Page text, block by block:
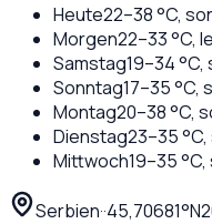
Heute22–38°C,
Morgen22–33°C,
Samstag19–34°C,
Sonntag17–35°C,
Montag20–38°C,
Dienstag23–35°C,
Mittwoch19–35°C,
Serbien··45,70681°N